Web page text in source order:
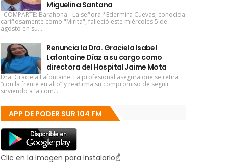
Miguelina Santana
COMPARTE: Barahona.- La señora *Edermira Cuevas, conocida
cariñosamente como "Mirita", falleció este miércoles 5 de
agosto en su...
Renuncia la Dra. Graciela Isabel
Lafontaine Díaz a su cargo como
directora del Hospital Jaime Mota
Dra. Graciela Lafontaine La profesional asegura que se retira
“con la frente en alto” y reafirma su compromiso de seguir
sirviendo a la com...
APP DE PODER SUR 104 FM
Clic en la Imagen para Instalarlo☝